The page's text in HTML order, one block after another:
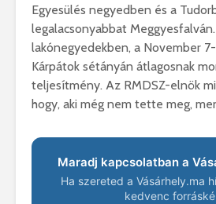
Egyesülés negyedben és a
legalacsonyabbat
lakónegyedekben, a November
Kárpátok sétányán átlagosnak
teljesítmény. Az RMDSZ-elnök
hogy, aki még nem tette meg,
Maradj kapcsolatban a
Ha szereted a Vásárhely.ma
kedvenc